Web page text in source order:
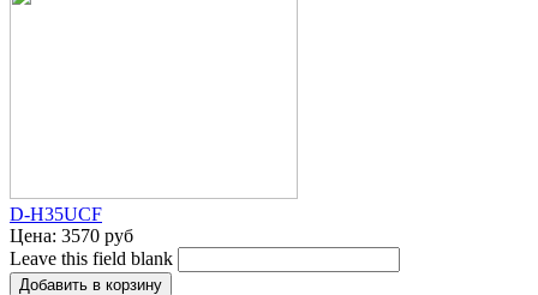
D-H35UCF
Цена: 3570 руб
Leave this field blank